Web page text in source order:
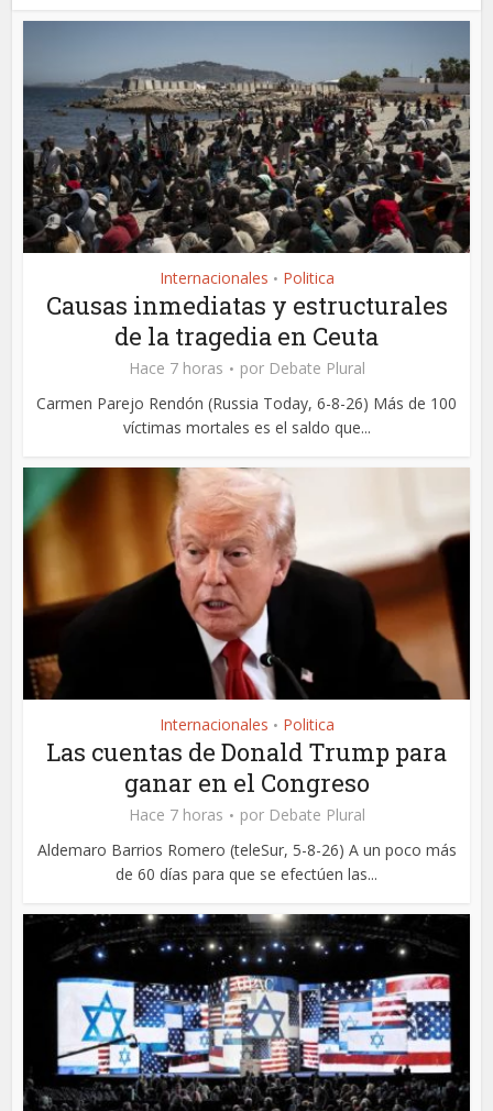
Internacionales • Politica
Causas inmediatas y estructurales
de la tragedia en Ceuta
Hace 7 horas por Debate Plural
Carmen Parejo Rendón (Russia Today, 6-8-26) Más de 100
víctimas mortales es el saldo que...
Internacionales • Politica
Las cuentas de Donald Trump para
ganar en el Congreso
Hace 7 horas por Debate Plural
Aldemaro Barrios Romero (teleSur, 5-8-26) A un poco más
de 60 días para que se efectúen las...